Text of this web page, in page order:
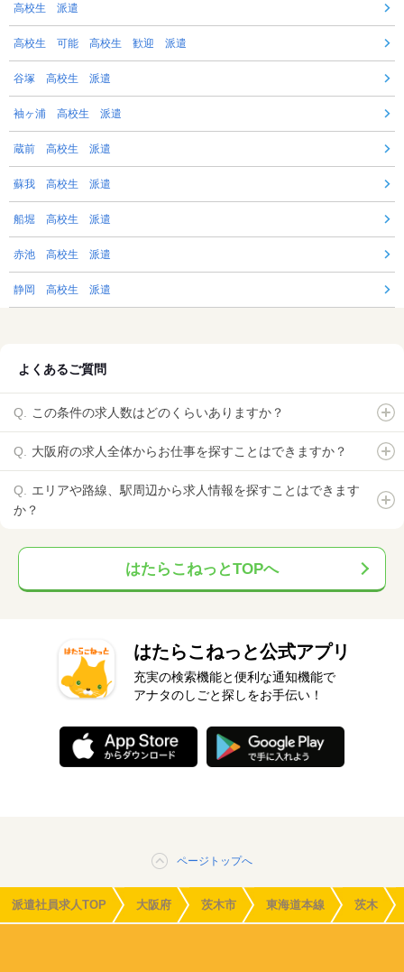
高校生 派遣
高校生 可能 高校生 歓迎 派遣
谷塚 高校生 派遣
袖ヶ浦 高校生 派遣
蔵前 高校生 派遣
蘇我 高校生 派遣
船堀 高校生 派遣
赤池 高校生 派遣
静岡 高校生 派遣
よくあるご質問
この条件の求人数はどのくらいありますか？
大阪府の求人全体からお仕事を探すことはできますか？
エリアや路線、駅周辺から求人情報を探すことはできます
か？
はたらこねっとTOPへ
はたらこねっと公式アプリ
充実の検索機能と便利な通知機能で
アナタのしごと探しをお手伝い！
ページトップへ
派遣社員求人TOP 大阪府 茨木市 東海道本線 茨木